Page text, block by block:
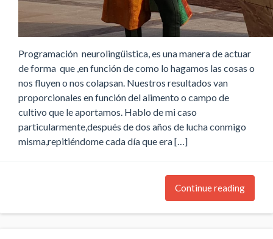
Programación neurolingüistica, es una manera de actuar
de forma que ,en función de como lo hagamos las cosas o
nos fluyen o nos colapsan. Nuestros resultados van
proporcionales en función del alimento o campo de
cultivo que le aportamos. Hablo de mi caso
particularmente,después de dos años de lucha conmigo
misma,repitiéndome cada día que era […]
Continue reading